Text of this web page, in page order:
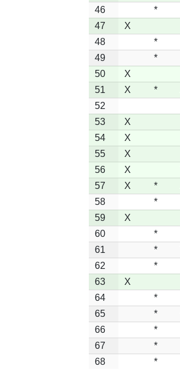
46
*
47
X
48
*
49
*
50
X
51
X *
52
53
X
54
X
55
X
56
X
57
X *
58
*
59
X
60
*
61
*
62
*
63
X
64
*
65
*
66
*
67
*
68
*